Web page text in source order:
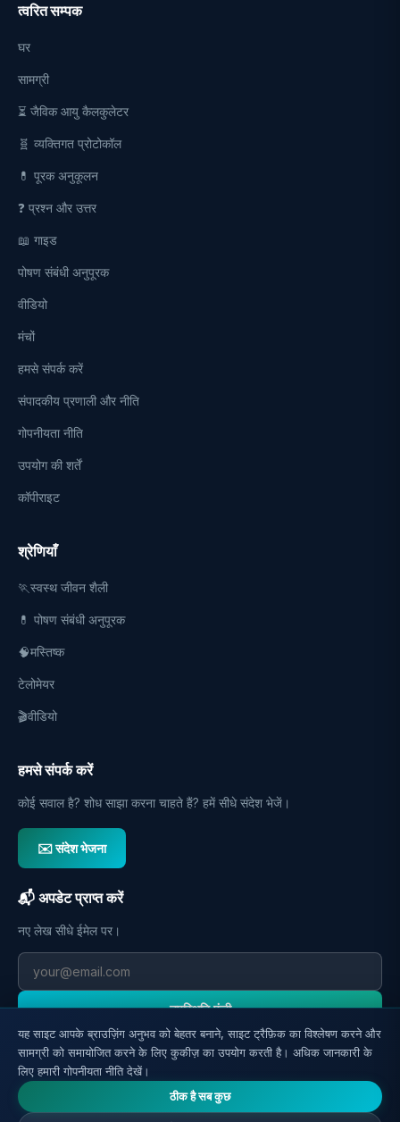
त्वरित सम्पक
घर
सामग्री
⏳ जैविक आयु कैलकुलेटर
🧬 व्यक्तिगत प्रोटोकॉल
💊 पूरक अनुकूलन
❓ प्रश्न और उत्तर
📖 गाइड
पोषण संबंधी अनुपूरक
वीडियो
मंचों
हमसे संपर्क करें
संपादकीय प्रणाली और नीति
गोपनीयता नीति
उपयोग की शर्तें
कॉपीराइट
श्रेणियाँ
🏃स्वस्थ जीवन शैली
💊 पोषण संबंधी अनुपूरक
🧠मस्तिष्क
टेलोमेयर
🎬वीडियो
हमसे संपर्क करें
कोई सवाल है? शोध साझा करना चाहते हैं? हमें सीधे संदेश भेजें।
✉️ संदेश भेजना
📬 अपडेट प्राप्त करें
नए लेख सीधे ईमेल पर।
उपस्थिति पंजी
यह साइट आपके ब्राउज़िंग अनुभव को बेहतर बनाने, साइट ट्रैफ़िक का विश्लेषण करने और
सामग्री को समायोजित करने के लिए कुकीज़ का उपयोग करती है। अधिक जानकारी के
लिए हमारी गोपनीयता नीति देखें।
ठीक है सब कुछ